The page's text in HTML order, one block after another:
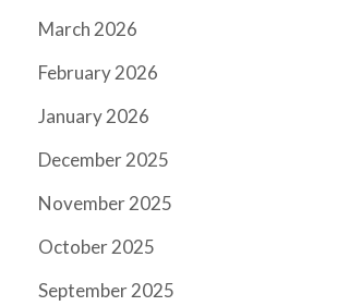
March 2026
February 2026
January 2026
December 2025
November 2025
October 2025
September 2025